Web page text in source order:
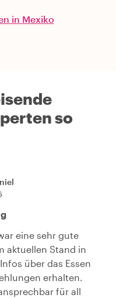
in Mexiko
so
eine sehr gute
aktuellen Stand in
über das Essen
erhalten.
für all